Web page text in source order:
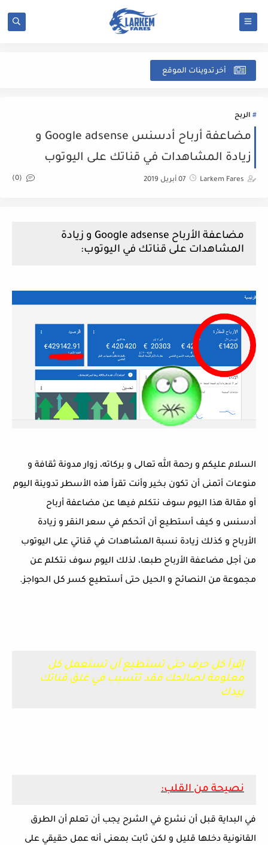
أخر تدوينات الموقع
الربح
مضاعفة أرباح أدسنس Google adsense و
زيادة المشاهدات في قناتك على اليوتوب
Larkem Fares 07 أبريل 2019 (0)
مضاعفة الأرباح Google adsense و زيادة
المشاهدات على قناتك في اليوتوب:
السلام عليكم و رحمة الله تعالى و بركاته، زوار مدونة ثقافة و
منوعات أتمنى أن تكون بخير وأنت تقرأ هذه الأسطر تدوينة اليوم
أو مقالة هذا اليوم سوف نتكلم فيها عن مضاعفة أرباح
أدسنس و كيف أستطيع أن أتحكم في سعر النقر و زيادة
الأرباح و كذلك زيادة نسبة المشاهدات في قناتي على اليوتوب
من أجل مضاعفة الأرباح طبعا، لذلك اليوم سوف نتكلم عن
مجموعة من النصائح و الحيل حتى أستطيع كسر كل الحواجز.
إقرأ كل حرف حتى تستطيع أن تستعمل كل
معلومة لصالحك فقد تتسبب في غلق قناتك
بيدك
نصيحة من القلب:
في البداية قبل أن نشرع في الشرح يجب أن تعلم أن الطرق
القانونية دخلها قليل و لكن ثابت بمعنى أنه عمل حقيقي على